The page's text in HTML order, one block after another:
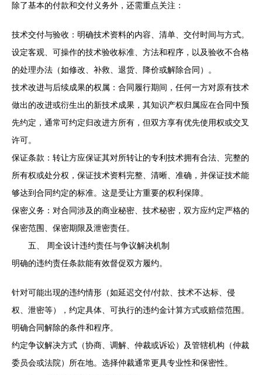
除了基本的付款和交付义务外，还需重点关注：
技术交付与验收：明确技术资料的内容、清单、交付时间与方式。
设定客观、可操作的技术验收标准、方法和程序，以及验收不合格
的处理办法（如修改、补救、退货、降价或解除合同）。
技术改进与后续成果的权属：合同履行期间，任何一方对原有技术
做出的改进或衍生出的新技术成果，其知识产权归属应在合同中预
先约定，通常可约定归改进方所有，但双方享有优先使用权或交叉
许可。
保证条款：转让方应保证其对所转让的专利技术拥有合法、完整的
所有权或处分权，保证技术资料完整、清晰、准确，并保证技术能
够达到合同约定的标准。这是受让方重要的权利保障。
保密义务：对合同涉及的商业秘密、技术秘密，双方应约定严格的
保密范围、保密期限及泄密责任。
五、 周全设计违约责任与争议解决机制
明确的违约责任条款能有效督促双方履约。
针对可能出现的违约情形（如延迟交付/付款、技术不达标、侵
权、泄密等），约定具体、可执行的违约金计算方式或赔偿范围。
明确合同解除的条件和程序。
约定争议解决方式（协商、调解、仲裁或诉讼）及管辖机构（仲裁
委员会或法院）所在地。选择仲裁通常更具专业性和保密性。